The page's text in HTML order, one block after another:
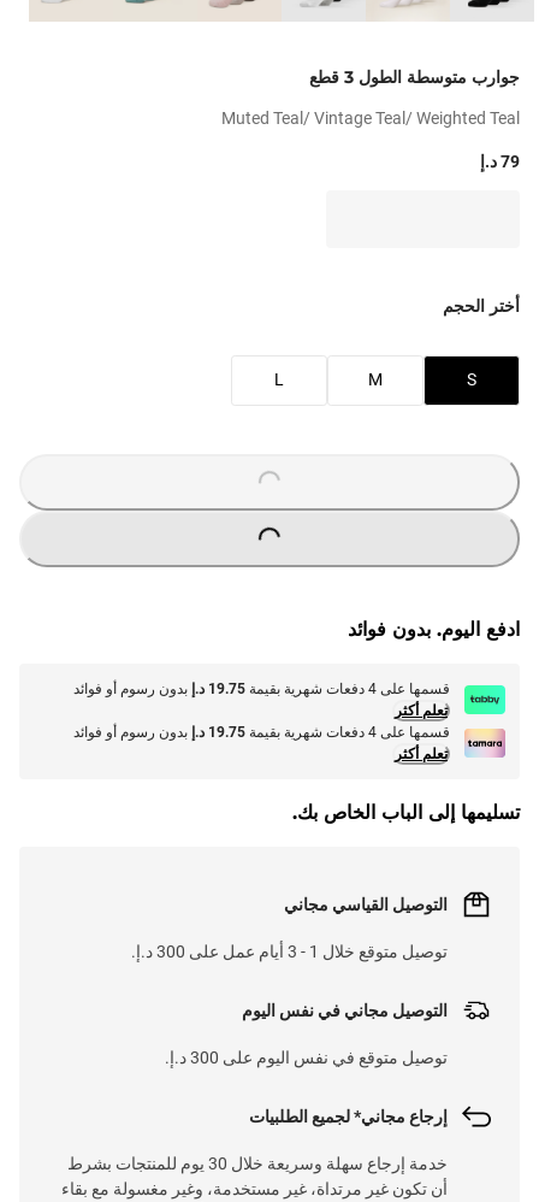
جوارب متوسطة الطول 3 قطع
Muted Teal/ Vintage Teal/ Weighted Teal
79 د.إ
أختر الحجم
S
M
L
L
.
L
.
ادفع اليوم. بدون فوائد
قسمها على 4 دفعات شهرية بقيمة 19.75 د.إ
بدون رسوم أو فوائد
تعلم أكثر
قسمها على 4 دفعات شهرية بقيمة
19.75 د.إ
بدون رسوم أو فوائد
تعلم أكثر
تسليمها إلى الباب الخاص بك.
التوصيل القياسي مجاني
توصيل متوقع خلال 1 - 3 أيام عمل على 300 د.إ.
التوصيل مجاني في نفس اليوم
توصيل متوقع في نفس اليوم على 300 د.إ.
إرجاع مجاني* لجميع الطلبيات
خدمة إرجاع سهلة وسريعة خلال 30 يوم للمنتجات بشرط
أن تكون غير مرتداة، غير مستخدمة، وغير مغسولة مع بقاء